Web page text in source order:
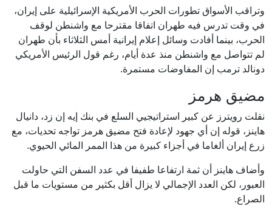
وتراقب الأسواق تطورات الحرب الأمريكية الإسرائيلية على إيران،
في وقت تدرس فيه طهران اتفاقا مقترحا مع واشنطن لوقف
الحرب، بينما أفادت وسائل إعلام إيرانية أمس الثلاثاء بأن طهران
لم تتواصل مع واشنطن منذ عدة أيام، رغم قول الرئيس الأمريكي
دونالد ترمب إن المفاوضات مستمرة.
مضيق هرمز
نقلت رويترز عن كبير استراتيجيي السلع في بنك إيه إن زد، دانيال
هاينز، قوله إن أي جهود لإعادة فتح مضيق هرمز تواجه تحديات، مع
زرع إيران ألغاما في أجزاء كبيرة من هذا الممر المائي الحيوي.
وأضاف هاينز أن ثمة ارتفاعا طفيفا في عدد السفن التي حاولت
العبور، لكن العدد الإجمالي لا يزال أقل بكثير من مستويات ما قبل
الصراع.